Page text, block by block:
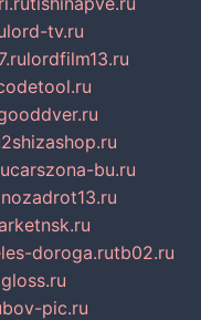
lord-tv.ru
lordfilm13.ru
2shizashop.ru
carszona-bu.ru
doroga.rutb02.ru
pic.ru